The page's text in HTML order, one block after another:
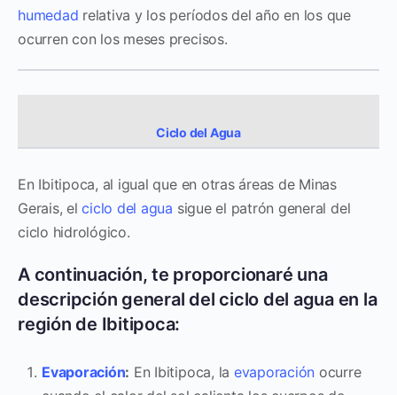
humedad relativa y los períodos del año en los que
ocurren con los meses precisos.
Ciclo del Agua
En Ibitipoca, al igual que en otras áreas de Minas
Gerais, elciclo del agua sigue el patrón general del
ciclo hidrológico.
A continuación, te proporcionaré una
descripción general del ciclo del agua en la
región de Ibitipoca:
Evaporación: En Ibitipoca, la evaporación ocurre